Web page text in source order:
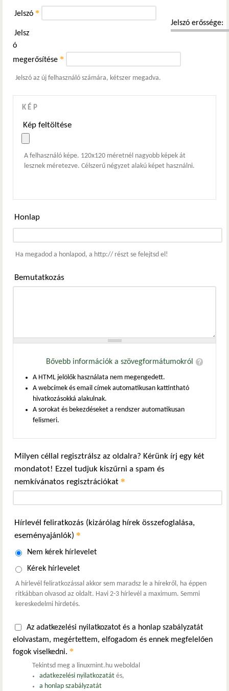
Jelszó erőssége:
Jelszó *
Jelsz
ó
megerősítése *
Jelszó az új felhasználó számára, kétszer megadva.
KÉP
Kép feltöltése
A felhasználó képe. 120x120 méretnél nagyobb képek át
lesznek méretezve. Célszerű négyzet alakú képet használni.
Honlap
Ha megadod a honlapod, a http:// részt se felejtsd el!
Bemutatkozás
Bővebb információk a szövegformátumokról
A HTML jelölők használata nem megengedett.
A webcímek és email címek automatikusan kattintható
hivatkozásokká alakulnak.
A sorokat és bekezdéseket a rendszer automatikusan
felismeri.
Milyen céllal regisztrálsz az oldalra? Kérünk írj egy két
mondatot! Ezzel tudjuk kiszűrni a spam és
nemkívánatos regisztrációkat *
Hírlevél feliratkozás (kizárólag hírek összefoglalása,
eseményajánlók) *
Nem kérek hírlevelet
Kérek hírlevelet
A hírlevél feliratkozással akkor sem maradsz le a hírekről, ha éppen
ritkábban olvasod az oldalt. Havi 2-3 hírlevél a maximum. Semmi
kereskedelmi hirdetés.
Az adatkezelési nyilatkozatot és a honlap szabályzatát
elolvastam, megértettem, elfogadom és ennek megfelelően
fogok viselkedni. *
Tekintsd meg a linuxmint.hu weboldal
adatkezelési nyilatkozatátés,
a honlap szabályzatát